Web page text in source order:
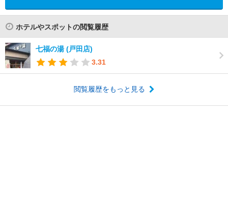
ホテルやスポットの閲覧履歴
七福の湯 (戸田店)
3.31
閲覧履歴をもっと見る